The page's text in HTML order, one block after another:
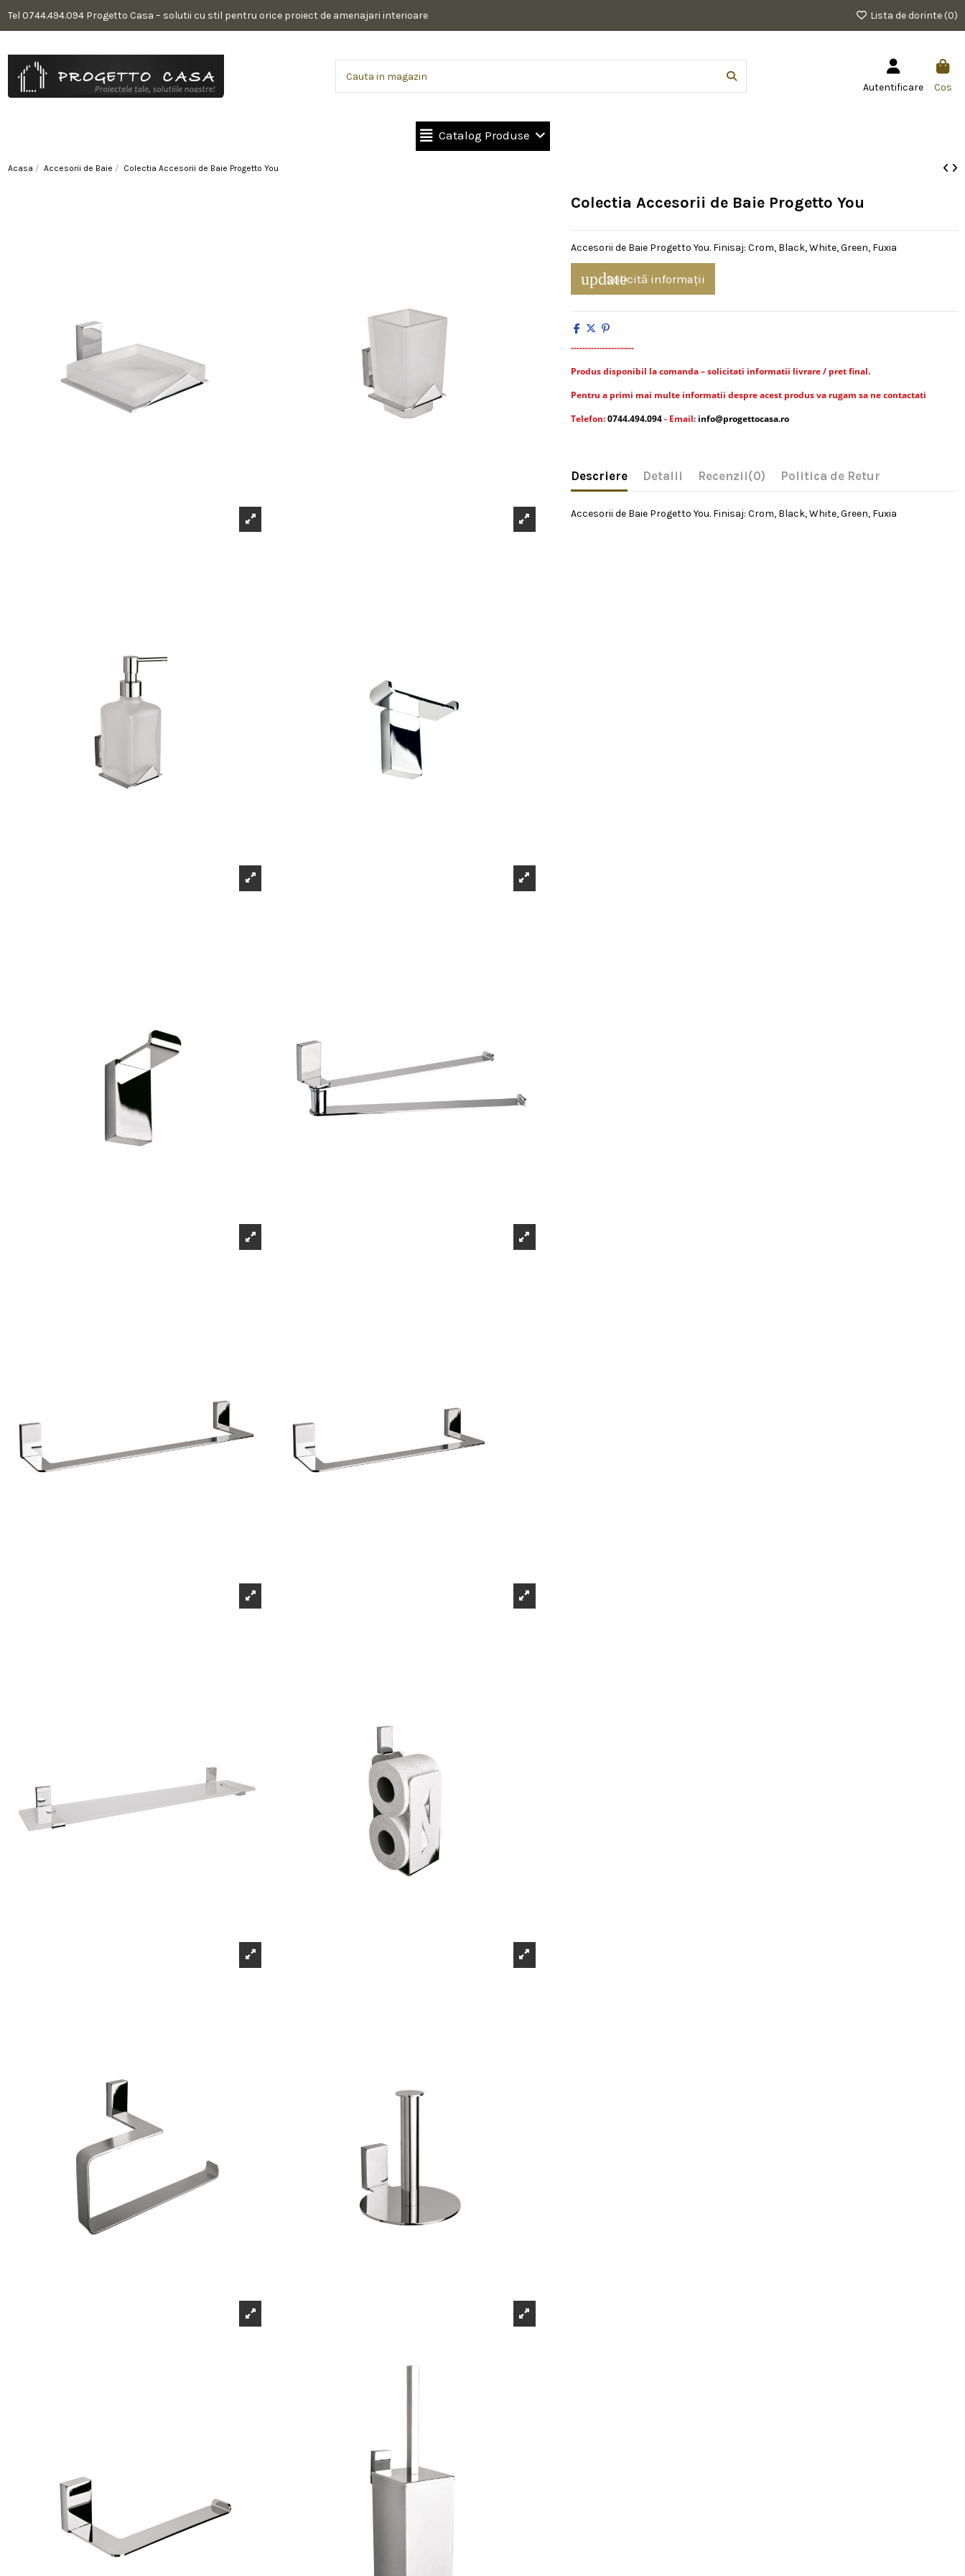
Tel 0744.494.094 Progetto Casa – solutii cu stil pentru orice proiect de amenajari interioare Lista de dorinte (0)
Autentificare Cos
Catalog Produse
Acasa Accesorii de Baie Colectia Accesorii de Baie Progetto You
Colectia Accesorii de Baie Progetto You
Accesorii de Baie Progetto You. Finisaj: Crom, Black, White, Green, Fuxia
updateSolicită informații
----------------------
Produs disponibil la comanda – solicitati informatii livrare / pret final.
Pentru a primi mai multe informatii despre acest produs va rugam sa ne contactati
Telefon:0744.494.094- Email: info@progettocasa.ro
Descriere Detalii Recenzii(0) Politica de Retur
Accesorii de Baie Progetto You. Finisaj: Crom, Black, White, Green, Fuxia